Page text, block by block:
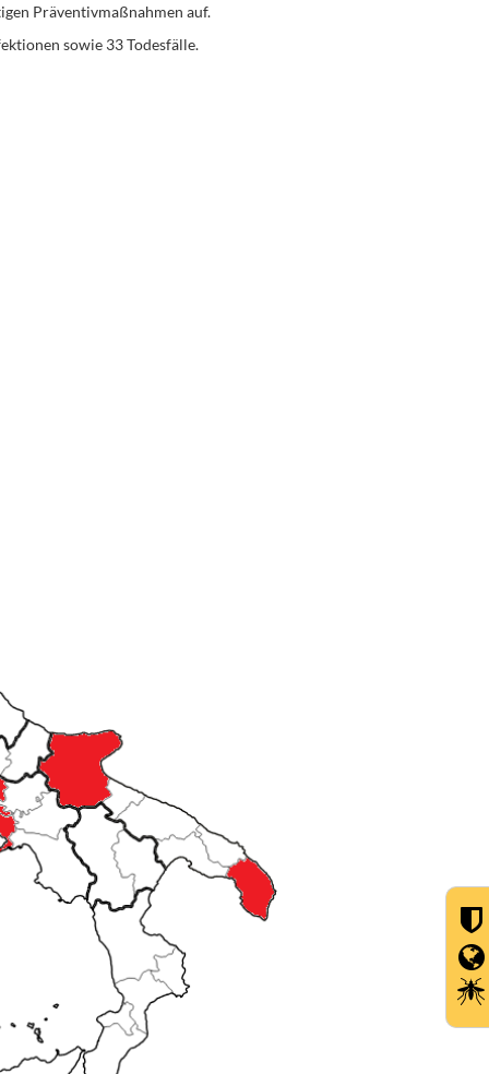
Präventivmaßnahmen auf.
sowie 33 Todesfälle.